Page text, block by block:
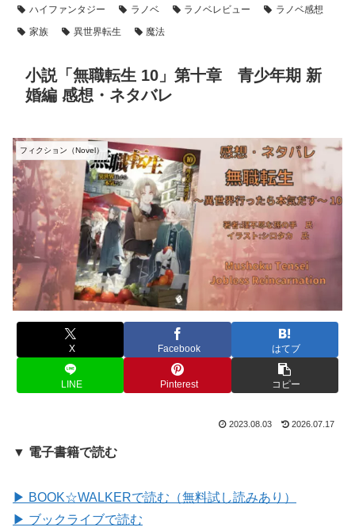
ハイファンタジー ラノベ ラノベレビュー
ラノベ感想
家族
異世界転生 魔法
小説「無職転生 10」第十章 青少年期 新
婚編 感想・ネタバレ
フィクション（Novel）
X Facebook はてブ
LINE Pinterest コピー
2023.08.03 2026.07.17
▼ 電子書籍で読む
▶ BOOK☆WALKERで読む（無料試し読みあり）
▶ ブックライブで読む